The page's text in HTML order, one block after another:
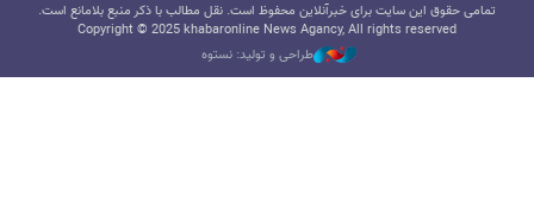
تمامی حقوق این سایت برای خبرآنلاین محفوظ است. نقل مطالب با ذکر منبع بلامانع است.
Copyright © 2025 khabaronline News Agancy, All rights reserved
طراحی و تولید: نستوه